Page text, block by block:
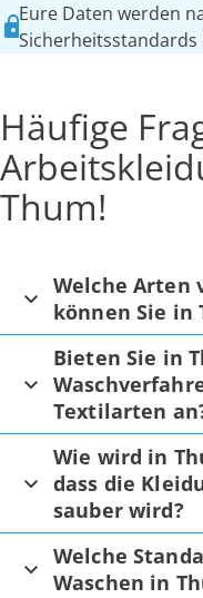
Eure Daten werden
Sicherheitsstandards
Häufige
Thum!
Welche Arten
können Sie in
Bieten Sie in
Textilarten
Wie wird in
dass die
sauber wird?
Welche
Waschen in